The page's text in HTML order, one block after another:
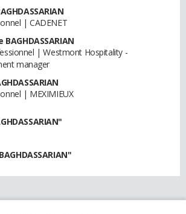
| CADENET
| Westmont Hospitality -
manager
| MEXIMIEUX